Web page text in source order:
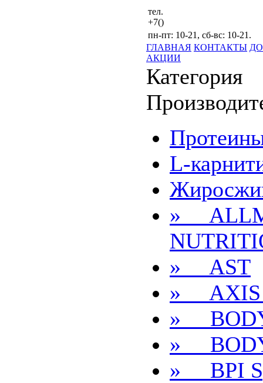
тел.
+7()
пн-пт: 10-21, сб-вс: 10-21.
ГЛАВНАЯ КОНТАКТЫ
АКЦИИ
Категория
L-
»
» AST
» AXIS
»
»
» BPI